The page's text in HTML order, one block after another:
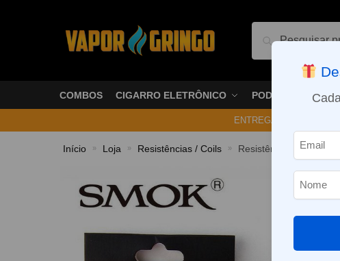
Pesquisar
COMBOS CIGARRO ELETRÔNICO PODS
ENTREGA NO MESMO
Início » Loja » Resistências / Coils » Resistência Dual